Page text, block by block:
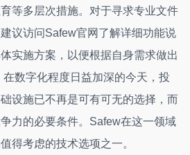
等多层次措施。对于寻求专业文件
议访问Safew官网了解详细功能说
实施方案，以便根据自身需求做出
数字化程度日益加深的今天，投
设施已不再是可有可无的选择，而
力的必要条件。Safew在这一领域
得考虑的技术选项之一。